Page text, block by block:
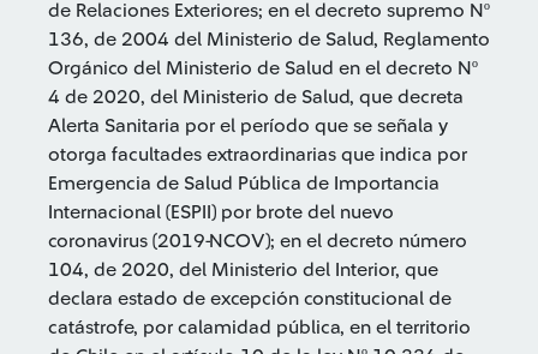
de Relaciones Exteriores; en el decreto supremo Nº
136, de 2004 del Ministerio de Salud, Reglamento
Orgánico del Ministerio de Salud en el decreto Nº
4 de 2020, del Ministerio de Salud, que decreta
Alerta Sanitaria por el período que se señala y
otorga facultades extraordinarias que indica por
Emergencia de Salud Pública de Importancia
Internacional (ESPII) por brote del nuevo
coronavirus (2019-NCOV); en el decreto número
104, de 2020, del Ministerio del Interior, que
declara estado de excepción constitucional de
catástrofe, por calamidad pública, en el territorio